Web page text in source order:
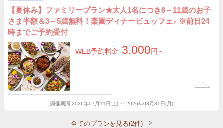
【夏休み】ファミリープラン★大人1名につき6～11歳のお子
さま半額＆3～5歳無料！楽園ディナービュッフェ♪ ※前日24
時までご予約受付
WEB予約料金 3,000円～
開催期間 2026年07月11日(土) ～ 2026年08月31日(月)
全てのプランを見る(2件)